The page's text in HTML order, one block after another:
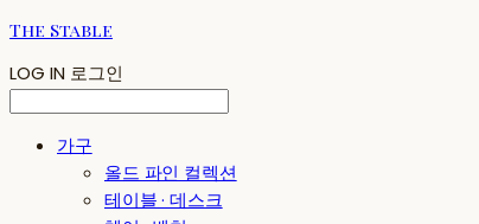
The Stable
LOG IN 로그인
가구
올드 파인 컬렉션
테이블 · 데스크